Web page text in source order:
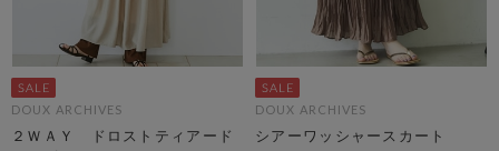
DOUX ARCHIVES
２ＷＡＹ ドロストティアード
DOUX ARCHIVES
シアーワッシャースカート